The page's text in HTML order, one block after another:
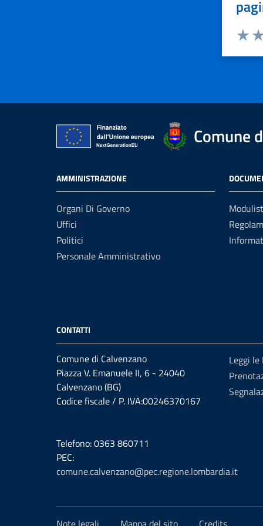
Comune
AMMINISTRAZIONE
Organi Di Governo
Uffici
Politici
Personale Amministrativo
CONTATTI
Comune di Calvenzano
Piazza V. Emanuele II, 6 - 24040
Calvenzano (BG)
Codice fiscale / P. IVA:00246370167
Telefono: 0363 860711
PEC:
comune.calvenzano@pec.regione.lombardia.it
Leggi le